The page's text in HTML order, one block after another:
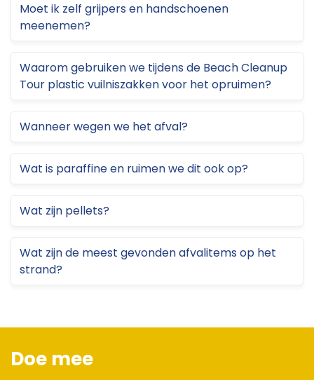
Moet ik zelf grijpers en handschoenen
meenemen?
Waarom gebruiken we tijdens de Beach Cleanup
Tour plastic vuilniszakken voor het opruimen?
Wanneer wegen we het afval?
Wat is paraffine en ruimen we dit ook op?
Wat zijn pellets?
Wat zijn de meest gevonden afvalitems op het
strand?
Doe mee